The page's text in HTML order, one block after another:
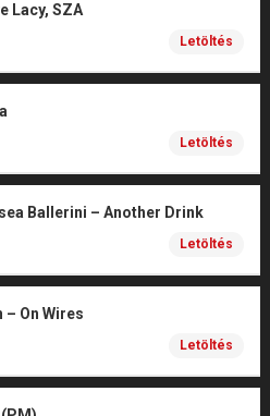
Lacy, SZA
Letöltés
Letöltés
Ballerini – Another Drink
Letöltés
– On Wires
Letöltés